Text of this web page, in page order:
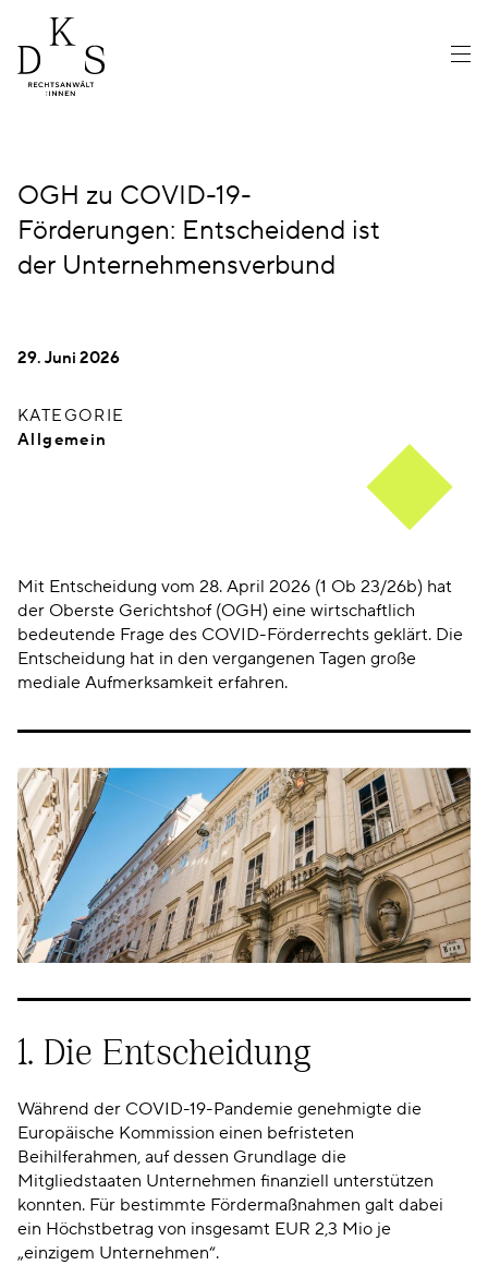
OGH zu COVID-19-
Förderungen: Entscheidend ist
der Unternehmensverbund
29. Juni 2026
KATEGORIE
Allgemein
Mit Entscheidung vom 28. April 2026 (1 Ob 23/26b) hat
der Oberste Gerichtshof (OGH) eine wirtschaftlich
bedeutende Frage des COVID-Förderrechts geklärt. Die
Entscheidung hat in den vergangenen Tagen große
mediale Aufmerksamkeit erfahren.
1. Die Entscheidung
Während der COVID-19-Pandemie genehmigte die
Europäische Kommission einen befristeten
Beihilferahmen, auf dessen Grundlage die
Mitgliedstaaten Unternehmen finanziell unterstützen
konnten. Für bestimmte Fördermaßnahmen galt dabei
ein Höchstbetrag von insgesamt EUR 2,3 Mio je
„einzigem Unternehmen“.